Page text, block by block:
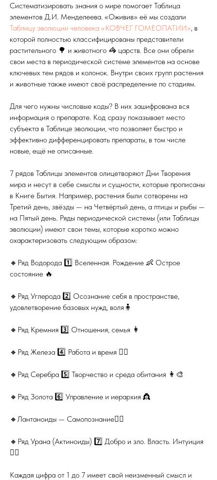
Систематизировать знания о мире помогает Таблица
элементов Д.И. Менделеева. «Оживив» её мы создали
Таблицу эволюции человека «КОВЧЕГ ГОМЕОПАТИИ», в
которой полностью классифицированы представители
растительного 🌳 и животного 🦓 царств. Все они обрели
свои места в периодической системе элементов на основе
ключевых тем рядов и колонок. Внутри своих групп растения
и животные также имеют своё распределение по стадиям.
Для чего нужны числовые коды? В них зашифрована вся
информация о препарате. Код сразу показывает место
субъекта в Таблице эволюции, что позволяет быстро и
эффективно дифференцировать препараты, в том числе
новые, ещё не описанные.
7 рядов Таблицы элементов олицетворяют Дни Творения
мира и несут в себе смыслы и сущности, которые прописаны
в Книге Бытия. Например, растения были сотворены на
Третий день, звёзды — на Четвёртый день, а птицы и рыбы —
на Пятый день. Ряды периодической системы (или Таблицы
эволюции) имеют свои темы, которые коротко можно
охарактеризовать следующим образом:
🔸Ряд Водорода 1️⃣ Вселенная. Рождение 👶 Острое
состояние 🔥
🔸Ряд Углерода 2️⃣ Осознание себя в пространстве,
удовлетворение базовых нужд, воля🧍
🔸Ряд Кремния 3️⃣ Отношения, семья 👩
🔸Ряд Железа 4️⃣ Работа и время 👩‍⚕️
🔸Ряд Серебра 5️⃣ Творчество и среда обитания 👩‍🎨
🔸Ряд Золота 6️⃣ Управление и иерархия 👸
🔸Лантаноиды — Самопознание🧘‍♀️
🔸Ряд Урана (Актиноиды) 7️⃣ Добро и зло. Власть. Интуиция
🧙‍♂️
Каждая цифра от 1 до 7 имеет свой неизменный смысл и